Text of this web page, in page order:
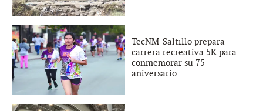
TecNM-Saltillo prepara
carrera recreativa 5K para
conmemorar su 75
aniversario